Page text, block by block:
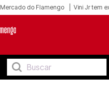
Mercado do Flamengo Vini Jr tem